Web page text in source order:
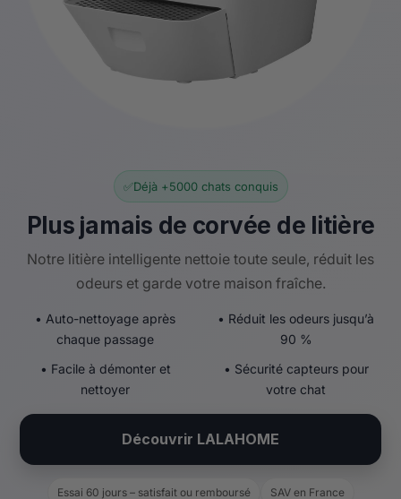
✅Déjà +5000 chats conquis
Plus jamais de corvée de litière
Notre litière intelligente nettoie toute seule, réduit les
odeurs et garde votre maison fraîche.
• Auto-nettoyage après
chaque passage
• Réduit les odeurs jusqu’à
90 %
• Facile à démonter et
nettoyer
• Sécurité capteurs pour
votre chat
Découvrir LALAHOME
Essai 60 jours – satisfait ou remboursé SAV en France